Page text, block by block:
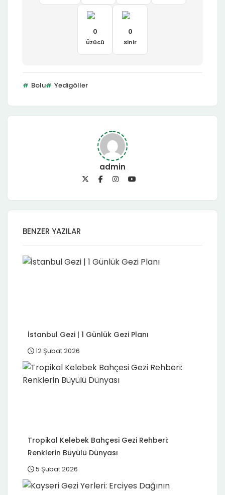
0
Üzücü
0
Sinir
Bolu Yedigöller
admin
BENZER YAZILAR
İstanbul Gezi | 1 Günlük Gezi Planı
12 Şubat 2026
Tropikal Kelebek Bahçesi Gezi Rehberi:
Renklerin Büyülü Dünyası
5 Şubat 2026